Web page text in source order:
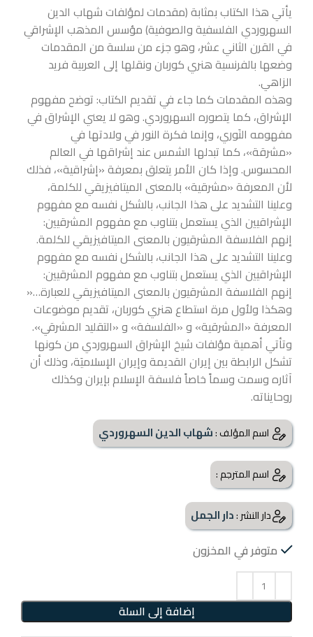
يأتي هذا الكتاب بمثابة (مقدمات لمؤلفات شهاب الدين
السهروردي الفلسفية والصوفية) مؤسس المذهب الإشراقي
في القرن الثاني عشر، وهو جزء من سلسة من المقدمات
وضعها بالفرنسية هنري كوربان ونقلها إلى العربية فريد
الزاهي.
وهذه المقدمات كما جاء في تقديم الكتاب: توضح مفهوم
الإشراق، كما يتصوره السهروردي. وهو لا يعني الإشراق في
مفهومه النَوري، وإنما فكرة النور في ولادتها في
«مشرقة»، كما تبدلها الشمس عند إشراقها في العالم
المحسوس. وإذا كان الأمر يتعلق بمعرفة «إشراقية»، فذلك
لأن المعرفة «مشرقية» بالمعنى الميتافيزيقي للكلمة،
وعلينا التشديد على هذا الجانب، بالشكل نفسه مع مفهوم
الإشراقيين الذي يستعمل بتناوب مع مفهوم المشرقيين:
إنهم الفلاسفة المشرقيون بالمعنى الميتافيزيقي للكلمة.
وعلينا التشديد على هذا الجانب، بالشكل نفسه مع مفهوم
الإشراقيين الذي يستعمل بتناوب مع مفهوم المشرقيين:
إنهم الفلاسفة المشرقيون بالمعنى الميتافيزيقي للعبارة…«
وهكذا ولأول مرة استطاع هنري كوربان، تقديم موضوعات
المعرفة «المشرقية» و «الفلسفة» و «التقليد المشرقي».
وتأتي أهمية مؤلفات شيخ الإشراق السهروردي من كونها
تشكل الرابطة بين إيران القديمة وإيران الإسلاميَة، وذلك أن
آثاره وسمت وسماً خاصاً فلسفة الإسلام بإيران وكذلك
روحايناته.
اسم المؤلف :شهاب الدين السهروردي
اسم المترجم :
دار النشر :دار الجمل
متوفر في المخزون
إضافة إلى السلة